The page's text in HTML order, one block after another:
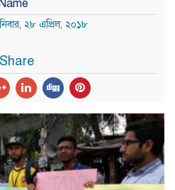
২৮ এপ্রিল, ২০১৮
Share